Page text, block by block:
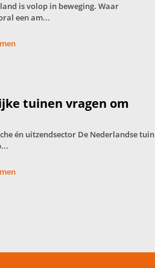
is volop in beweging. Waar
een am...
tuinen vragen om
én uitzendsector De Nederlandse tuin